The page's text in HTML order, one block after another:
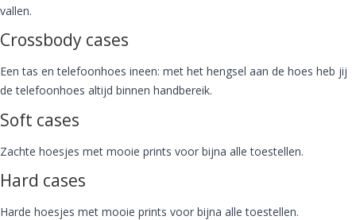
vallen.
Crossbody cases
Een tas en telefoonhoes ineen: met het hengsel aan de hoes heb jij
de telefoonhoes altijd binnen handbereik.
Soft cases
Zachte hoesjes met mooie prints voor bijna alle toestellen.
Hard cases
Harde hoesjes met mooie prints voor bijna alle toestellen.